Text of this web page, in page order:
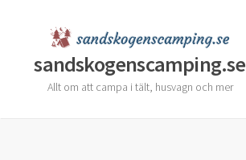
sandskogenscamping.se
Allt om att campa i tält, husvagn och mer